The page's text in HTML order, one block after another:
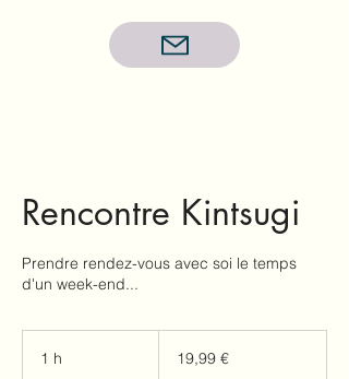
Rencontre Kintsugi
Prendre rendez-vous avec soi le temps
d'un week-end...
1 h 19,99 €